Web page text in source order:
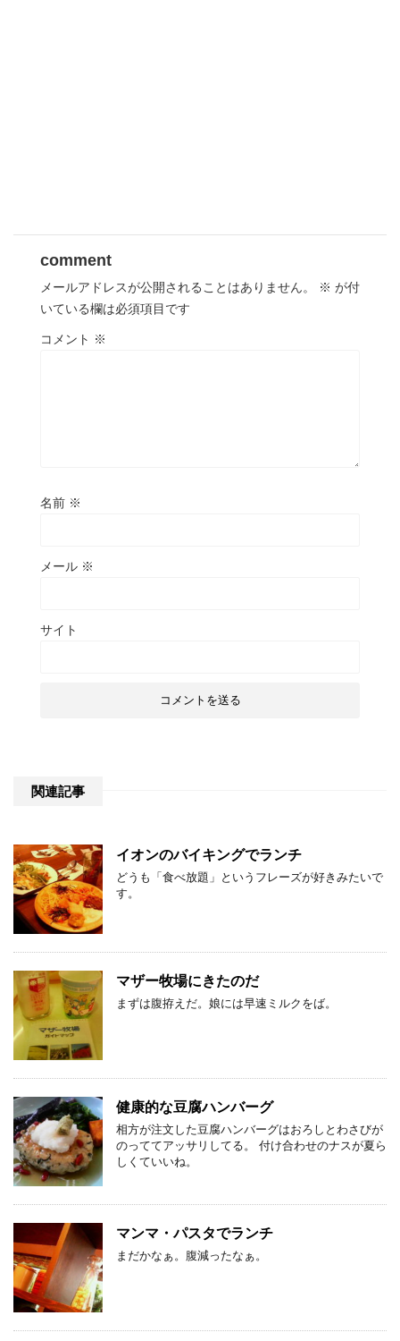
comment
メールアドレスが公開されることはありません。 ※ が付
いている欄は必須項目です
コメント ※
名前 ※
メール ※
サイト
関連記事
イオンのバイキングでランチ
どうも「食べ放題」というフレーズが好きみたいで
す。
マザー牧場にきたのだ
まずは腹拵えだ。娘には早速ミルクをば。
健康的な豆腐ハンバーグ
相方が注文した豆腐ハンバーグはおろしとわさびが
のっててアッサリしてる。 付け合わせのナスが夏ら
しくていいね。
マンマ・パスタでランチ
まだかなぁ。腹減ったなぁ。